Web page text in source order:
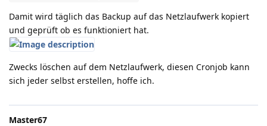
Damit wird täglich das Backup auf das Netzlaufwerk kopiert
und geprüft ob es funktioniert hat.
Zwecks löschen auf dem Netzlaufwerk, diesen Cronjob kann
sich jeder selbst erstellen, hoffe ich.
Master67